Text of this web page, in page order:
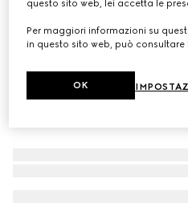
questo sito web, lei accetta le
Per maggiori informazioni su
in questo sito web, può consultare
OK